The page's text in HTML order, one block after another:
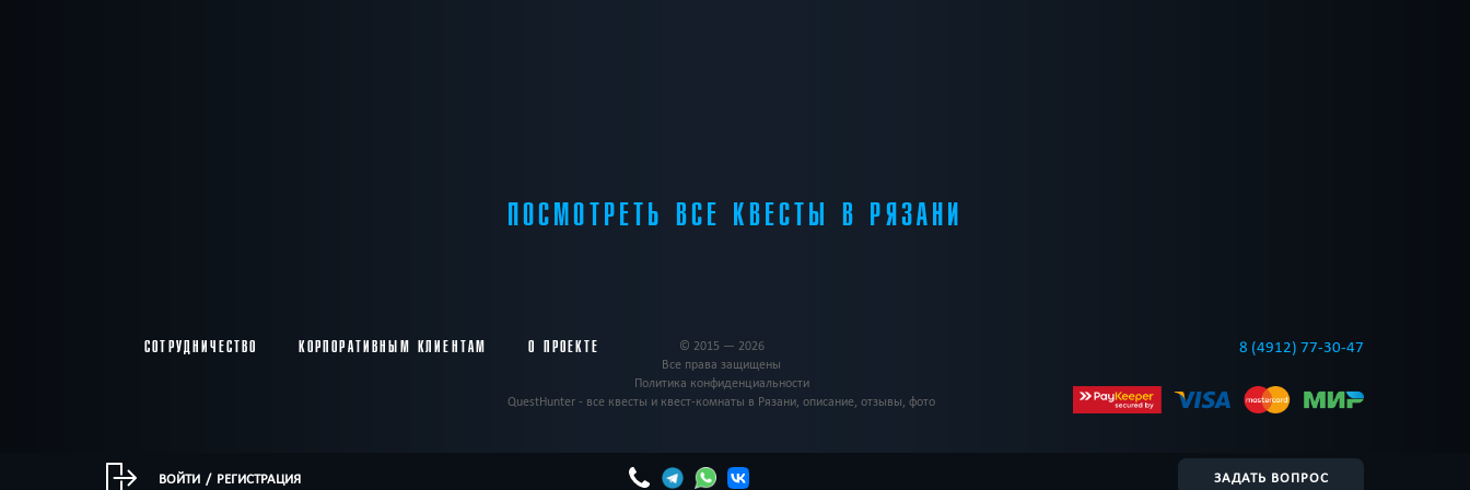
ПОСМОТРЕТЬ ВСЕ КВЕСТЫ В РЯЗАНИ
СОТРУДНИЧЕСТВО КОРПОРАТИВНЫМ КЛИЕНТАМ О ПРОЕКТЕ 8 (4912) 77-30-47
© 2015 — 2026
Все права защищены
Политика конфиденциальности
QuestHunter - все квесты и квест-комнаты в Рязани, описание, отзывы, фото
ВОЙТИ / РЕГИСТРАЦИЯ ЗАДАТЬ ВОПРОС